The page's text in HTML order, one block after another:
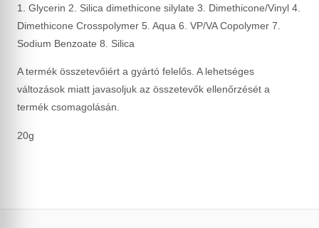
1. Glycerin 2. Silica dimethicone silylate 3. Dimethicone/Vinyl 4.
Dimethicone Crosspolymer 5. Aqua 6. VP/VA Copolymer 7.
Sodium Benzoate 8. Silica
A termék összetevőiért a gyártó felelős. A lehetséges
változások miatt javasoljuk az összetevők ellenőrzését a
termék csomagolásán.
20g